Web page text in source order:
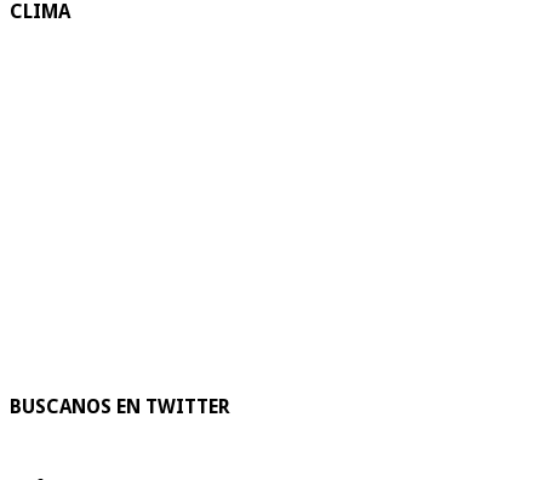
CLIMA
BUSCANOS EN TWITTER